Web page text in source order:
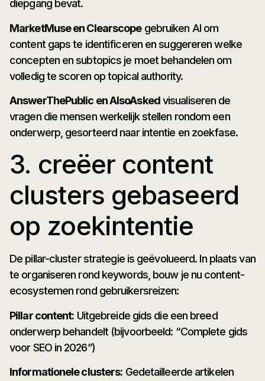
diepgang bevat.
MarketMuse en Clearscopegebruiken AI om
content gaps te identificeren en suggereren welke
concepten en subtopics je moet behandelen om
volledig te scoren op topical authority.
AnswerThePublic en AlsoAskedvisualiseren de
vragen die mensen werkelijk stellen rondom een
onderwerp, gesorteerd naar intentie en zoekfase.
3. creëer content
clusters gebaseerd
op zoekintentie
De pillar-cluster strategie is geëvolueerd. In plaats van
te organiseren rond keywords, bouw je nu content-
ecosystemen rond gebruikersreizen:
Pillar content: Uitgebreide gids die een breed
onderwerp behandelt (bijvoorbeeld: “Complete gids
voor SEO in 2026”)
Informationele clusters: Gedetailleerde artikelen